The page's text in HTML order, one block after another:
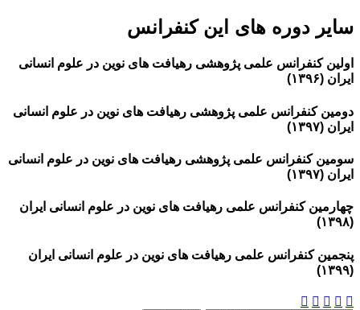
سایر دوره های این کنفرانس
اولین کنفرانس علمی پژوهشی رهیافت های نوین در علوم انسانی
ایران (۱۳۹۶)
دومین کنفرانس علمی پژوهشی رهیافت های نوین در علوم انسانی
ایران (۱۳۹۷)
سومین کنفرانس علمی پژوهشی رهیافت های نوین در علوم انسانی
ایران (۱۳۹۷)
چهارمین کنفرانس علمی رهیافت های نوین در علوم انسانی ایران
(۱۳۹۸)
پنجمین کنفرانس علمی رهیافت های نوین در علوم انسانی ایران
(۱۳۹۹)